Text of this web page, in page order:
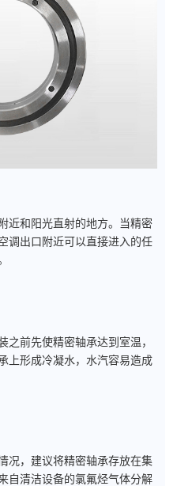
和阳光直射的地方。当精密
调出口附近可以直接进入的任
前先使精密轴承达到室温，
上形成冷凝水，水汽容易造成
，建议将精密轴承存放在集
自清洁设备的氯氟烃气体分解